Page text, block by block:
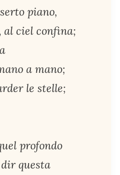
piano,
al ciel confina;
a mano;
le stelle;
profondo
questa